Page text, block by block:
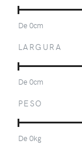
De0cm
LARGURA
De0cm
PESO
De0kg